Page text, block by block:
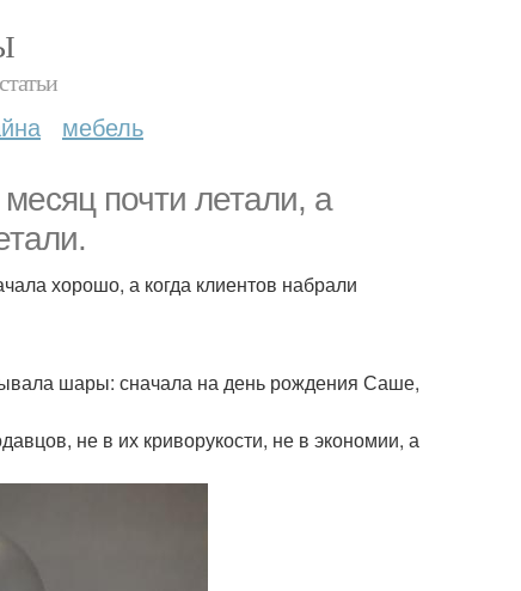
мебель
почти летали, а
хорошо, а когда клиентов набрали
шары: сначала на день рождения Саше,
не в их криворукости, не в экономии, а